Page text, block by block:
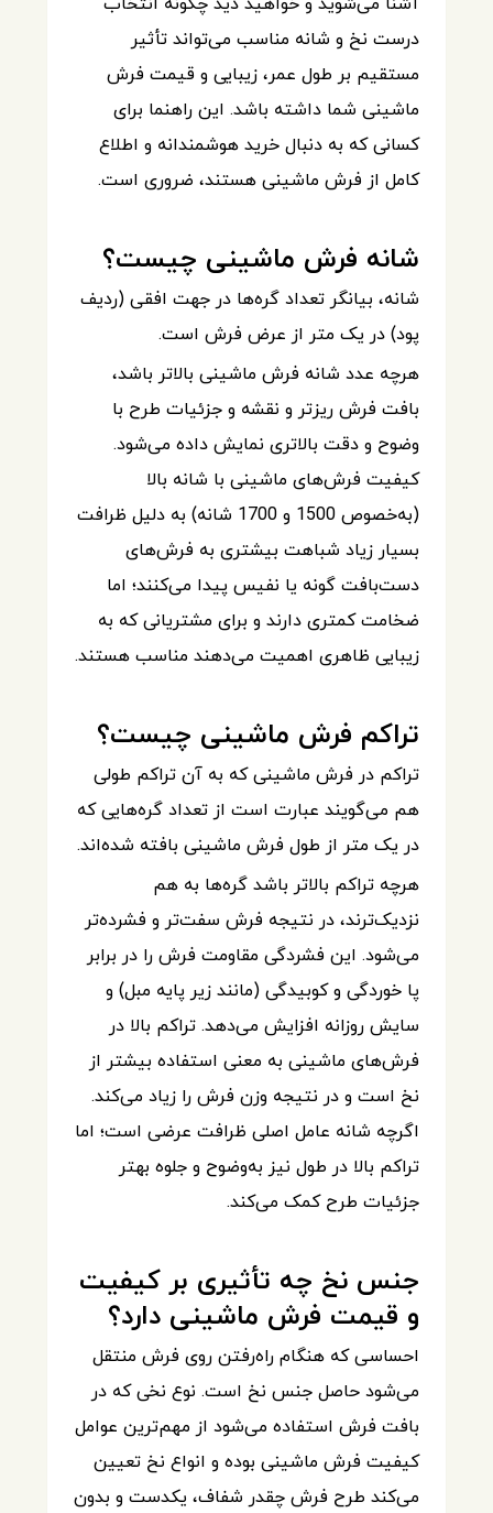
درست نخ و شانه مناسب می‌تواند تأثیر
مستقیم بر طول عمر، زیبایی و قیمت فرش
ماشینی شما داشته باشد. این راهنما برای
کسانی که به دنبال خرید هوشمندانه و اطلاع
کامل از فرش ماشینی هستند، ضروری است.
شانه فرش ماشینی چیست؟
شانه، بیانگر تعداد گره‌ها در جهت افقی (ردیف
پود) در یک متر از عرض فرش است.
هرچه عدد شانه فرش ماشینی بالاتر باشد،
بافت فرش ریزتر و نقشه و جزئیات طرح با
وضوح و دقت بالاتری نمایش داده می‌شود.
کیفیت فرش‌های ماشینی با شانه بالا
(به‌خصوص 1500 و 1700 شانه) به دلیل ظرافت
بسیار زیاد شباهت بیشتری به فرش‌های
دست‌بافت گونه یا نفیس پیدا می‌کنند؛ اما
ضخامت کمتری دارند و برای مشتریانی که به
زیبایی ظاهری اهمیت می‌دهند مناسب هستند.
تراکم فرش ماشینی چیست؟
تراکم در فرش ماشینی که به آن تراکم طولی
هم می‌گویند عبارت است از تعداد گره‌هایی که
در یک متر از طول فرش ماشینی بافته شده‌اند.
هرچه تراکم بالاتر باشد گره‌ها به هم
نزدیک‌ترند، در نتیجه فرش سفت‌تر و فشرده‌تر
می‌شود. این فشردگی مقاومت فرش را در برابر
پا خوردگی و کوبیدگی (مانند زیر پایه مبل) و
سایش روزانه افزایش می‌دهد. تراکم بالا در
فرش‌های ماشینی به معنی استفاده بیشتر از
نخ است و در نتیجه وزن فرش را زیاد می‌کند.
اگرچه شانه عامل اصلی ظرافت عرضی است؛ اما
تراکم بالا در طول نیز به‌وضوح و جلوه بهتر
جزئیات طرح کمک می‌کند.
جنس نخ چه تأثیری بر کیفیت
و قیمت فرش ماشینی دارد؟
احساسی که هنگام راه‌رفتن روی فرش منتقل
می‌شود حاصل جنس نخ است. نوع نخی که در
بافت فرش استفاده می‌شود از مهم‌ترین عوامل
کیفیت فرش ماشینی بوده و انواع نخ تعیین
می‌کند طرح فرش چقدر شفاف، یکدست و بدون